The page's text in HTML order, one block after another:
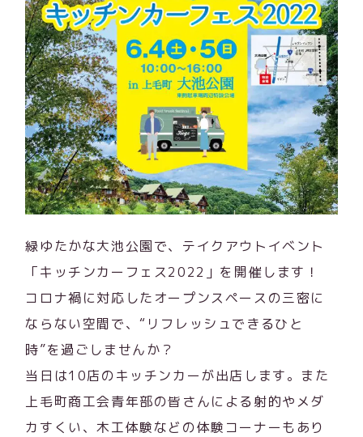
緑ゆたかな大池公園で、テイクアウトイベント
「キッチンカーフェス2022」を開催します！
コロナ禍に対応したオープンスペースの三密に
ならない空間で、“リフレッシュできるひと
時”を過ごしませんか？
当日は10店のキッチンカーが出店します。また
上毛町商工会青年部の皆さんによる射的やメダ
カすくい、木工体験などの体験コーナーもあり